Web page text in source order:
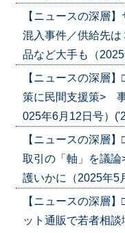
【ニュースの深層
混入事件／供給先
品など大手も（
【ニュースの深層
策に民間支援策>
025年6月12日号）
【ニュースの深層
取引の「軸」を議
護いかに（2025年5
【ニュースの深層
ット通販で若者相